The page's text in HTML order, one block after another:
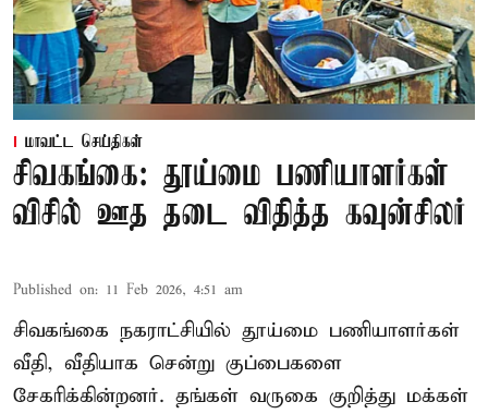
மாவட்ட செய்திகள்
சிவகங்கை: தூய்மை பணியாளர்கள்
விசில் ஊத தடை விதித்த கவுன்சிலர்
Published on: 11 Feb 2026, 4:51 am
சிவகங்கை நகராட்சியில் தூய்மை பணியாளர்கள்
வீதி, வீதியாக சென்று குப்பைகளை
சேகரிக்கின்றனர். தங்கள் வருகை குறித்து மக்கள்